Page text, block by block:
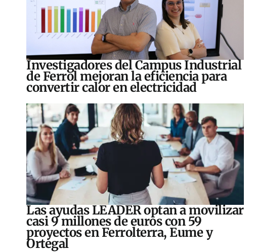
Investigadores del Campus Industrial
de Ferrol mejoran la eficiencia para
convertir calor en electricidad
Las ayudas LEADER optan a movilizar
casi 9 millones de euros con 59
proyectos en Ferrolterra, Eume y
Ortegal